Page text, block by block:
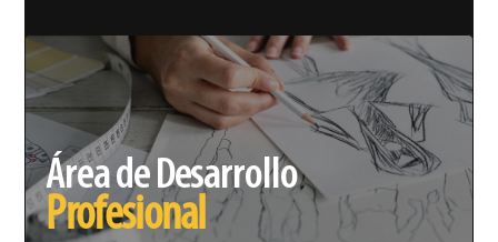
Área de Desarrollo
Profesional